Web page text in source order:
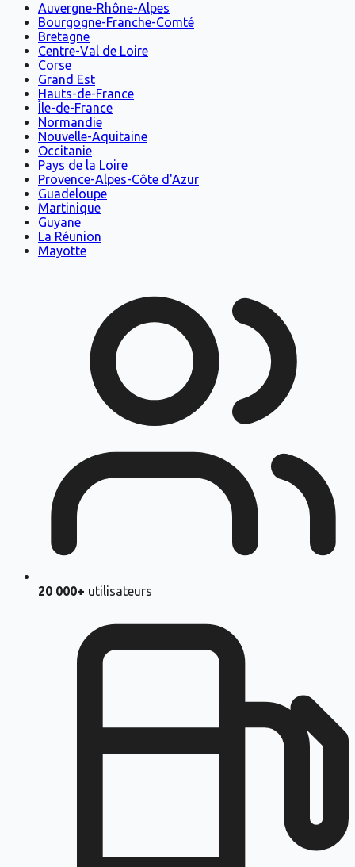
Auvergne-Rhône-Alpes
Bourgogne-Franche-Comté
Bretagne
Centre-Val de Loire
Corse
Grand Est
Hauts-de-France
Île-de-France
Normandie
Nouvelle-Aquitaine
Occitanie
Pays de la Loire
Provence-Alpes-Côte d'Azur
Guadeloupe
Martinique
Guyane
La Réunion
Mayotte
20 000+ utilisateurs